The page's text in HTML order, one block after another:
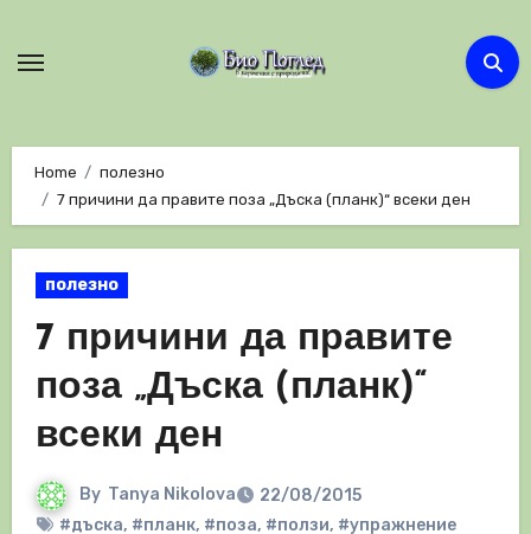
Home
полезно
7 причини да правите поза „Дъска (планк)“ всеки ден
полезно
7 причини да правите
поза „Дъска (планк)“
всеки ден
By Tanya Nikolova
22/08/2015
#дъска, #планк, #поза, #ползи, #упражнение